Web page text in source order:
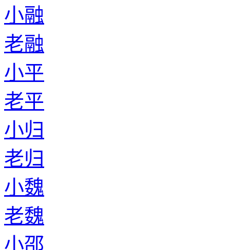
小融
老融
小平
老平
小归
老归
小魏
老魏
小邵